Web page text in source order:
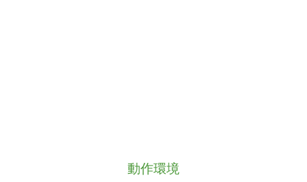
動作環境